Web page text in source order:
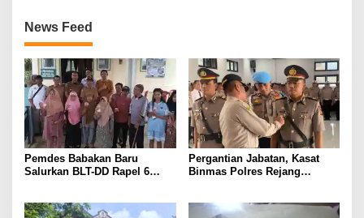
News Feed
Pemdes Babakan Baru
Salurkan BLT-DD Rapel 6
Pergantian Jabatan, Kasat
Binmas Polres Rejang